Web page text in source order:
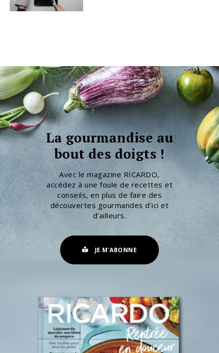
La gourmandise au
bout des doigts !
Avec le magazine RICARDO,
accédez à une foule de recettes et
conseils, en plus de faire des
découvertes gourmandes d’ici et
d’ailleurs.
JE M'ABONNE